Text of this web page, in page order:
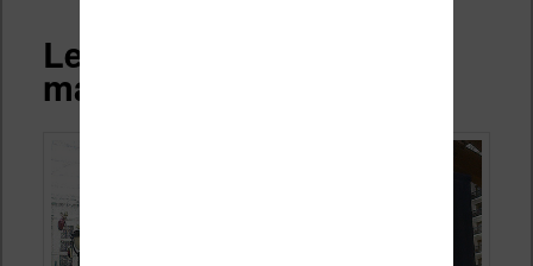
Le virage du numérique
mal négocié